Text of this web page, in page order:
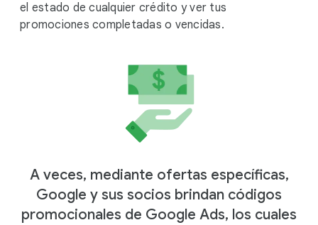
el estado de cualquier crédito y ver tus
promociones completadas o vencidas.
A veces, mediante ofertas específicas,
Google y sus socios brindan códigos
promocionales de Google Ads, los cuales